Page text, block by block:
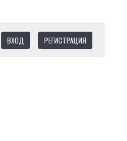
ВХОД РЕГИСТРАЦИЯ